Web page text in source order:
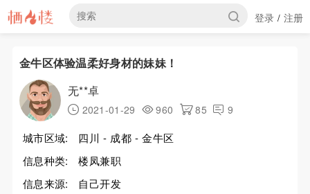
登录 / 注册
金牛区体验温柔好身材的妹妹！
无**卓
2021-01-29 960 85 9
城市区域:
四川 - 成都 - 金牛区
信息种类:
楼凤兼职
信息来源:
自己开发